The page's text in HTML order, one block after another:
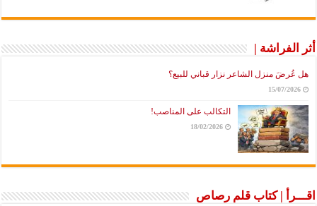
أثر الفراشة |
هل عُرضَ منزل الشاعر نزار قباني للبيع؟
15/07/2026
التكالب على المناصب!
18/02/2026
اقـــرأ | كتاب قلم رصاص